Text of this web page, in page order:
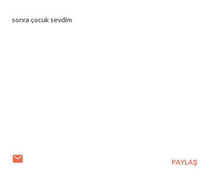
sonra çocuk sevdim
PAYLAŞ